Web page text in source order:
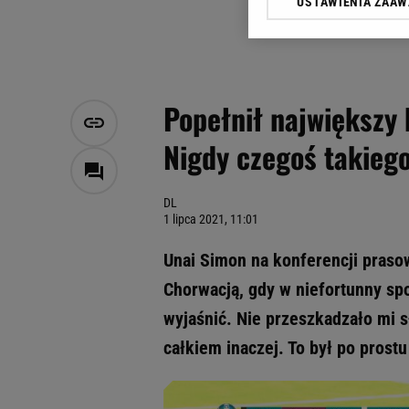
Popełnił
Nigdy czegoś
DL
1 lipca 2021, 11:01
Unai Simon na konferencji
Chorwacją, gdy w niefortunny
wyjaśnić. Nie przeszkadzało mi
całkiem inaczej. To był po
Klikając „Akceptuję”
Zaufanych Partnerów i
My, nasi Zaufani
Użycie dokładnych
Przechowywanie